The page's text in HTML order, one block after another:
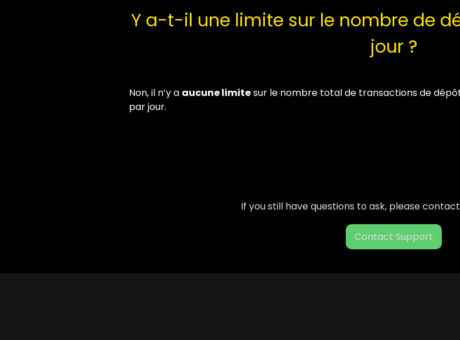
Y a-t-il une limite sur le nombre de
jour ?
Non, il n’y a aucune limitesur le nombre total de transactions de
par jour.
If you still have questions to ask, please
Contact Support